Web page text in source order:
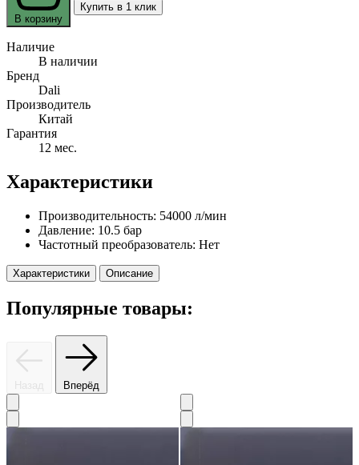
В корзину
Купить в 1 клик
Наличие
В наличии
Бренд
Dali
Производитель
Китай
Гарантия
12 мес.
Характеристики
Производительность: 54000 л/мин
Давление: 10.5 бар
Частотный преобразователь: Нет
Характеристики Описание
Популярные товары:
Назад Вперёд